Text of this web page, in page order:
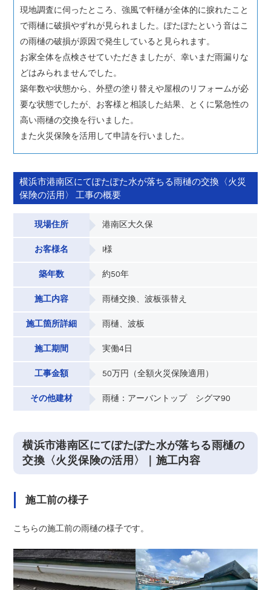
現地調査に伺ったところ、強風で軒樋が全体的に捩れたこと
で雨樋に破損やずれが見られました。ぽたぽたという音はこ
の雨樋の破損が原因で発生していると見られます。
お家全体を点検させていただきましたが、幸いまだ雨漏りな
どはみられませんでした。
築年数や状態から、外壁の塗り替えや屋根のリフォームが必
要な状態でしたが、お客様と相談した結果、とくに緊急性の
高い雨樋の交換を行いました。
また火災保険を活用して申請を行いました。
横浜市港南区にてぽたぽた水が落ちる雨樋の交換〈火災
保険の活用〉 工事の概要
現場住所 港南区大久保
お客様名 I様
築年数 約50年
施工内容 雨樋交換、波板張替え
施工箇所詳細 雨樋、波板
施工期間 実働4日
工事金額 50万円（全額火災保険適用）
その他建材 雨樋：アーバントップ シグマ90
横浜市港南区にてぽたぽた水が落ちる雨樋の
交換〈火災保険の活用〉｜施工内容
施工前の様子
こちらの施工前の雨樋の様子です。